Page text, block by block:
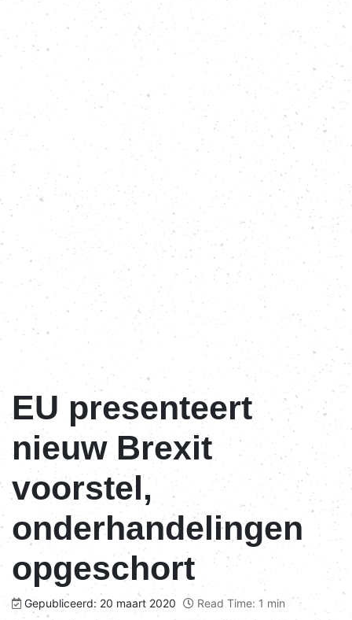
EU presenteert
nieuw Brexit
voorstel,
onderhandelingen
opgeschort
Gepubliceerd: 20 maart 2020 Read Time: 1 min